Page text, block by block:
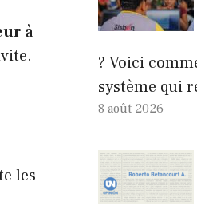
à
les
? Voici
système qui
8 août 2026